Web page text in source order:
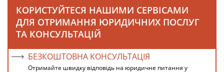
КОРИСТУЙТЕСЯ НАШИМИ СЕРВІСАМИ
ДЛЯ ОТРИМАННЯ ЮРИДИЧНИХ ПОСЛУГ
ТА КОНСУЛЬТАЦІЙ
БЕЗКОШТОВНА КОНСУЛЬТАЦІЯ
Отримайте швидку відповідь на юридичне питання у